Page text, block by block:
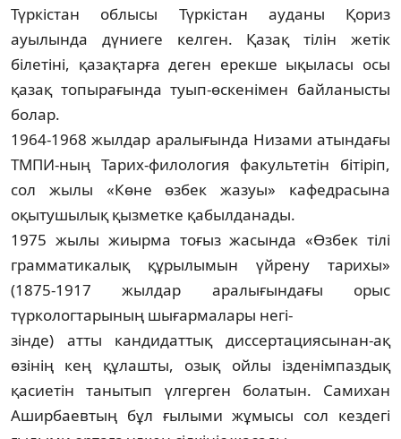
Түркістан облысы Түркістан ауданы Қориз
ауылында дүниеге келген. Қазақ тілін жетік
білетіні, қазақтарға деген ерекше ықы­ласы осы
қазақ топырағында туып-өскені­мен байланысты
болар.
1964-1968 жылдар аралығында Низами атындағы
ТМПИ-ның Тарих-филология факультетін бітіріп,
сол жылы «Көне өзбек жазуы» кафедрасына
оқытушылық қызметке қабылданады.
1975 жылы жиырма тоғыз жасында «Өз­бек тілі
грамматикалық құрылымын үйрену тарихы»
(1875-1917 жылдар аралығындағы орыс
түркологтарының шығармалары негі-
з­інде) атты кандидаттық диссертациясынан-ақ
өзінің кең құлашты, озық ойлы іздені­м­паздық
қасиетін танытып үлгерген болатын. Самихан
Аширбаевтың бұл ғылыми жұмысы сол кездегі